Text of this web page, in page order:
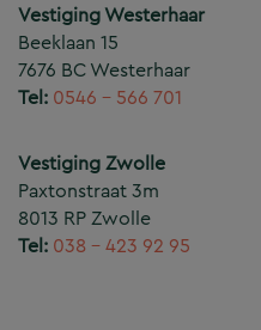
Vestiging Westerhaar
Beeklaan 15
7676 BC Westerhaar
Tel: 0546 – 566 701
Vestiging Zwolle
Paxtonstraat 3m
8013 RP Zwolle
Tel: 038 – 423 92 95